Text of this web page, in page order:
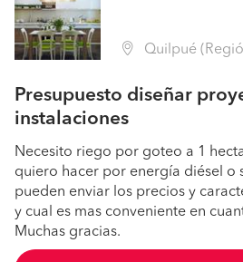
Quilpué (Región V
Presupuesto diseñar
instalaciones
Necesito riego por goteo a 1
quiero hacer por energía diésel o
pueden enviar los precios y
y cual es mas conveniente en
Muchas gracias.